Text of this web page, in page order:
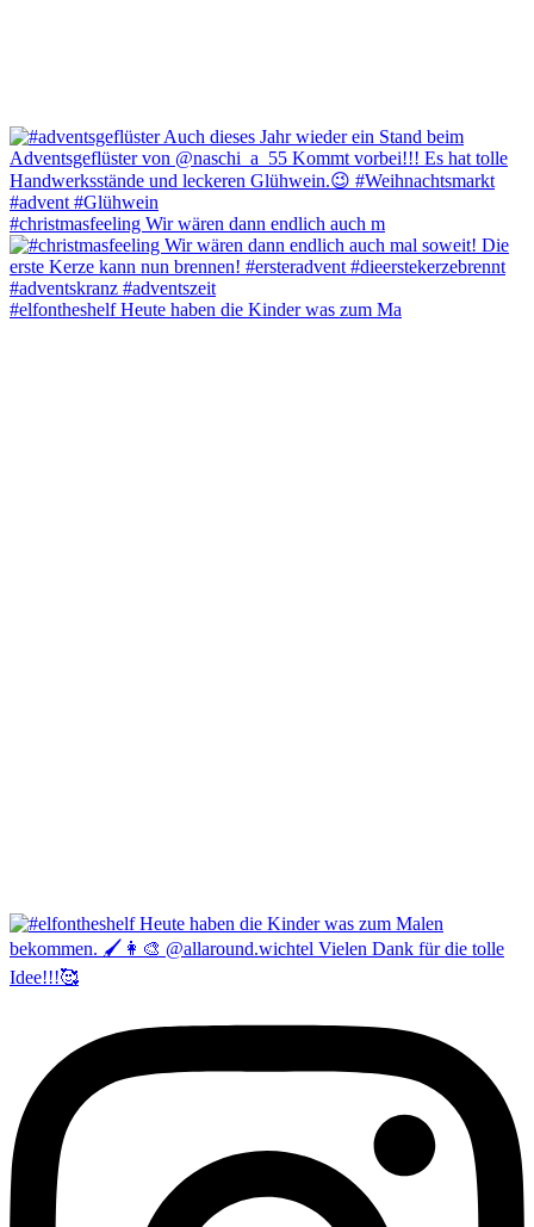
#christmasfeeling Wir wären dann endlich auch m
#elfontheshelf Heute haben die Kinder was zum Ma